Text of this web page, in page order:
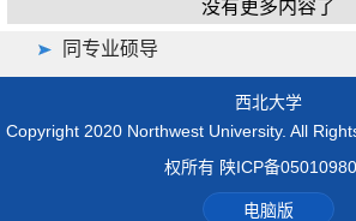
没有更多内容了
同专业硕导
西北大学
Copyright 2020 Northwest University. All
权所有 陕ICP备
电脑版